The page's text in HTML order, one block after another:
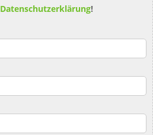
Datenschutzerklärung!